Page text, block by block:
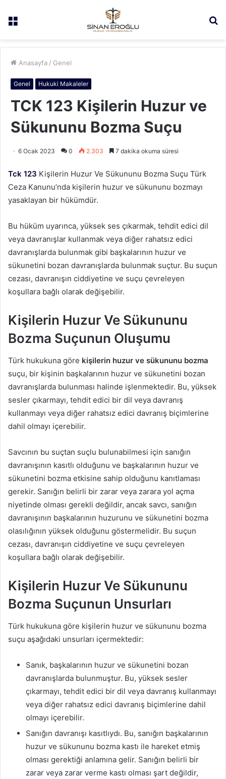
Menü
...
Anasayfa / Genel
Genel Hukuki Makaleler
TCK 123 Kişilerin Huzur ve
Sükununu Bozma Suçu
6 Ocak 2023 0 2.303 7 dakika okuma süresi
Tck 123 Kişilerin Huzur Ve Sükununu Bozma Suçu Türk
Ceza Kanunu’nda kişilerin huzur ve sükununu bozmayı
yasaklayan bir hükümdür.
Bu hüküm uyarınca, yüksek ses çıkarmak, tehdit edici dil
veya davranışlar kullanmak veya diğer rahatsız edici
davranışlarda bulunmak gibi başkalarının huzur ve
sükunetini bozan davranışlarda bulunmak suçtur. Bu suçun
cezası, davranışın ciddiyetine ve suçu çevreleyen
koşullara bağlı olarak değişebilir.
Kişilerin Huzur Ve Sükununu
Bozma Suçunun Oluşumu
Türk hukukuna göre kişilerin huzur ve sükununu bozma
suçu, bir kişinin başkalarının huzur ve sükunetini bozan
davranışlarda bulunması halinde işlenmektedir. Bu, yüksek
sesler çıkarmayı, tehdit edici bir dil veya davranış
kullanmayı veya diğer rahatsız edici davranış biçimlerine
dahil olmayı içerebilir.
Savcının bu suçtan suçlu bulunabilmesi için sanığın
davranışının kasıtlı olduğunu ve başkalarının huzur ve
sükunetini bozma etkisine sahip olduğunu kanıtlaması
gerekir. Sanığın belirli bir zarar veya zarara yol açma
niyetinde olması gerekli değildir, ancak savcı, sanığın
davranışının başkalarının huzurunu ve sükunetini bozma
olasılığının yüksek olduğunu göstermelidir. Bu suçun
cezası, davranışın ciddiyetine ve suçu çevreleyen
koşullara bağlı olarak değişebilir.
Kişilerin Huzur Ve Sükununu
Bozma Suçunun Unsurları
Türk hukukuna göre kişilerin huzur ve sükununu bozma
suçu aşağıdaki unsurları içermektedir:
Sanık, başkalarının huzur ve sükunetini bozan
davranışlarda bulunmuştur. Bu, yüksek sesler
çıkarmayı, tehdit edici bir dil veya davranış kullanmayı
veya diğer rahatsız edici davranış biçimlerine dahil
olmayı içerebilir.
Sanığın davranışı kasıtlıydı. Bu, sanığın başkalarının
huzur ve sükununu bozma kastı ile hareket etmiş
olması gerektiği anlamına gelir. Sanığın belirli bir
zarar veya zarar verme kastı olması şart değildir,